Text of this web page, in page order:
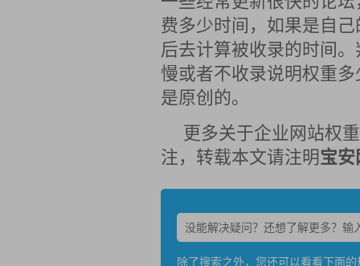
费多少时间，如果是自
后去计算被收录的时间
慢或者不收录说明权重
是原创的。
更多关于企业网站权
注，转载本文请注明宝安
除了搜索之外，您还可以看看下面